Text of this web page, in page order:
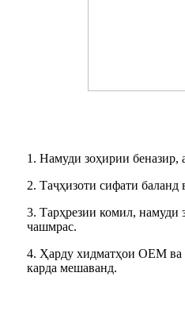
1. Намуди зоҳирии беназир,
2. Таҷҳизоти сифати баланд
3. Тарҳрезии комил, намуди
чашмрас.
4. Ҳарду хидматҳои OEM
карда мешаванд.